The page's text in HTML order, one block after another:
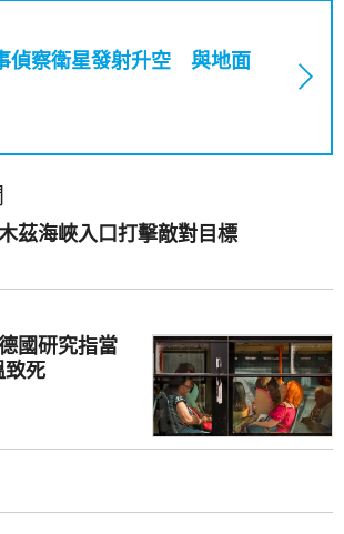
偵察衛星發射升空 與地面
茲海峽入口打擊敵對目標
國研究指當
致死